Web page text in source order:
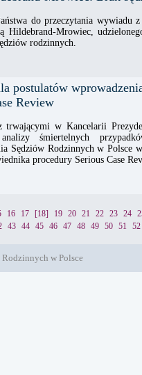
do przeczytania wywiadu
Hildebrand-Mrowiec,
rodzinnych.
postulatów
Review
w Kancelarii
analizy śmiertelnych
Sędziów Rodzinnych w Polsce
procedury Serious Case
16 17 [18] 19 20 21 22 23 24
43 44 45 46 47 48 49 50 51 52
w Polsce